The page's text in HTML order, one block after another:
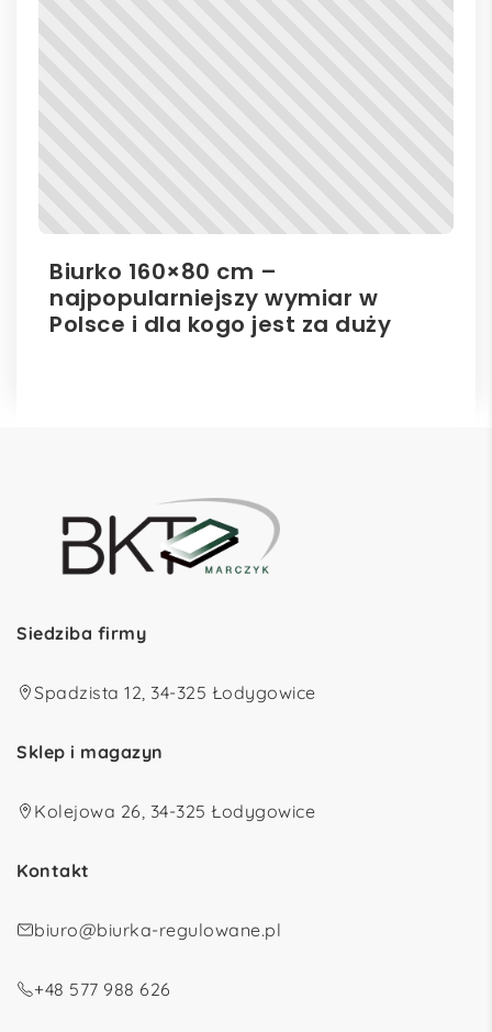
Biurko 160×80 cm –
najpopularniejszy wymiar w
Polsce i dla kogo jest za duży
Siedziba firmy
Spadzista 12, 34-325 Łodygowice
Sklep i magazyn
Kolejowa 26, 34-325 Łodygowice
Kontakt
biuro@biurka-regulowane.pl
+48 577 988 626